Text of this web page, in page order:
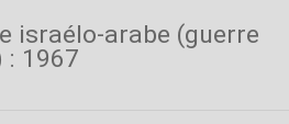
israélo-arabe (guerre
: 1967